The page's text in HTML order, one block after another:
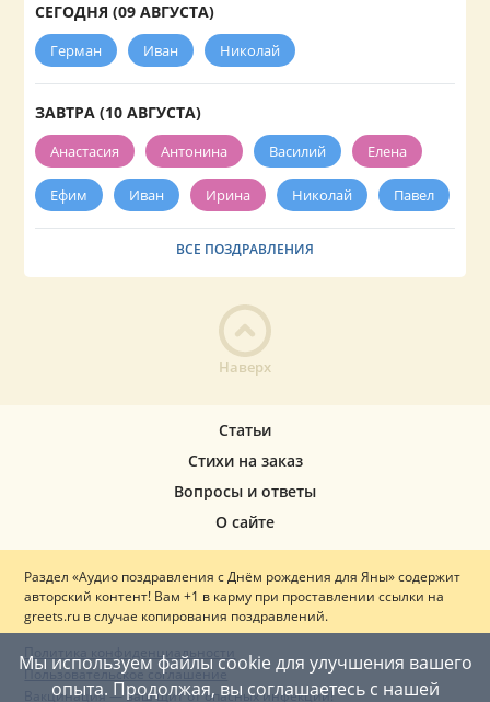
СЕГОДНЯ (09 АВГУСТА)
Герман Иван Николай
ЗАВТРА (10 АВГУСТА)
Анастасия Антонина Василий Елена
Ефим Иван Ирина Николай Павел
ВСЕ ПОЗДРАВЛЕНИЯ
Наверх
Мы используем файлы cookie для улучшения вашего
опыта. Продолжая, вы соглашаетесь с нашей
Статьи
Стихи на заказ
Вопросы и ответы
О сайте
Раздел «Аудио поздравления с Днём рождения для Яны» содержит
авторский контент! Вам +1 в карму при проставлении ссылки на
greets.ru в случае копирования поздравлений.
Политика конфиденциальности
Пользовательское соглашение
Вакцинация — ваш щит от опасных инфекций!